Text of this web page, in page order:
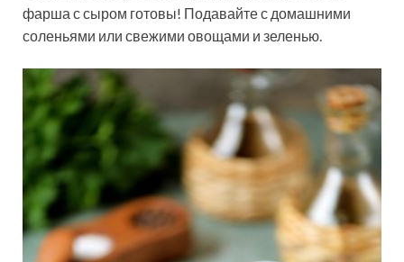
фарша с сыром готовы! Подавайте с домашними
соленьями или свежими овощами и зеленью.